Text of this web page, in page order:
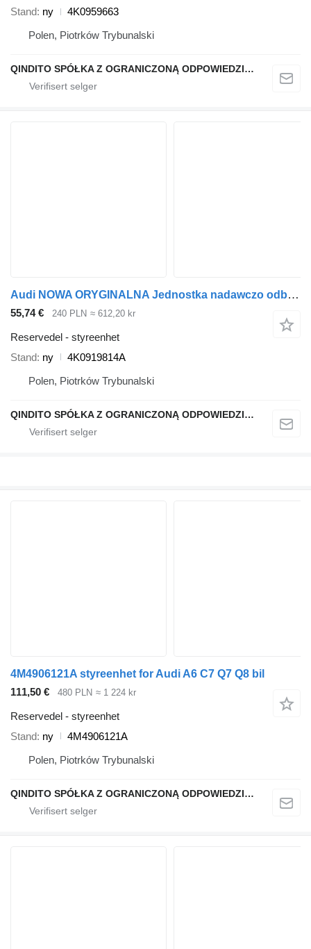
Stand ny
4K0959663
Polen, Piotrków Trybunalski
QINDITO SPÓŁKA Z OGRANICZONĄ ODPOWIEDZIALNOŚCIĄ
Audi NOWA ORYGINALNA Jednostka nadawczo odbiorcza A6 C8 4K0919814A styreenhet for bil
55,74 € 240 PLN ≈ 612,20 kr
Reservedel - styreenhet
Stand ny
4K0919814A
Polen, Piotrków Trybunalski
QINDITO SPÓŁKA Z OGRANICZONĄ ODPOWIEDZIALNOŚCIĄ
4M4906121A styreenhet for Audi A6 C7 Q7 Q8 bil
111,50 €
480 PLN ≈ 1 224 kr
Reservedel - styreenhet
Stand ny
4M4906121A
Polen, Piotrków Trybunalski
QINDITO SPÓŁKA Z OGRANICZONĄ ODPOWIEDZIALNOŚCIĄ